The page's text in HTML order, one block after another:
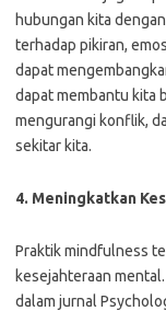
hubungan kita
terhadap pikiran,
dapat
dapat membantu kita
mengurangi konflik,
sekitar kita.
4. Meningkatkan
Praktik mindfulness
kesejahteraan
dalam jurnal